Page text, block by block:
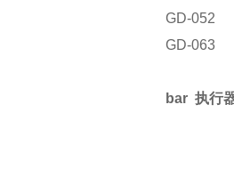
GD-052
GD-063
bar 执行